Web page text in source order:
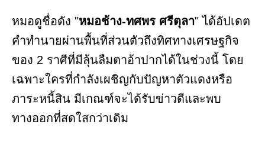
หมอดูชื่อดัง "หมอช้าง-ทศพร ศรีตุลา" ได้อัปเดต
คำทำนายผ่านพื้นที่ส่วนตัวถึงทิศทางเศรษฐกิจ
ของ 2 ราศีที่มีลุ้นลืมตาอ้าปากได้ในช่วงนี้ โดย
เฉพาะใครที่กำลังเผชิญกับปัญหาตัวแดงหรือ
ภาระหนี้สิน มีเกณฑ์จะได้รับข่าวดีและพบ
ทางออกที่สดใสกว่าเดิม